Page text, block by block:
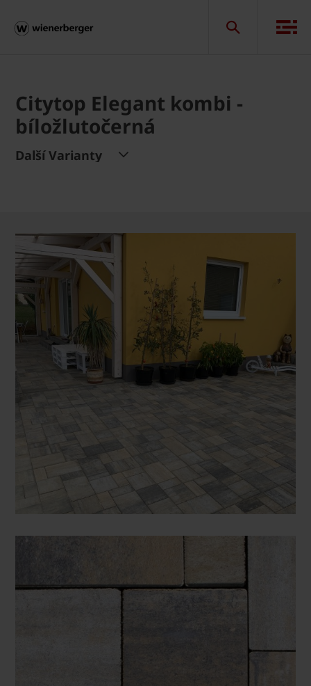
Citytop Elegant kombi -
bíložlutočerná
Další Varianty